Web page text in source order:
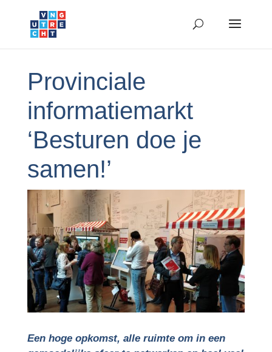
Provinciale
informatiemarkt
‘Besturen doe je
samen!’
Een hoge opkomst, alle ruimte om in een